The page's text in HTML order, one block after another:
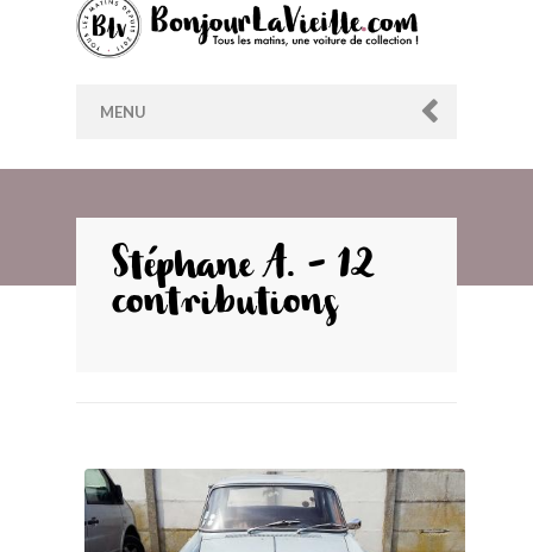
MENU
ARCHIVES
BONJOURLAVIEILLE ?
Stéphane A. - 12
contributions